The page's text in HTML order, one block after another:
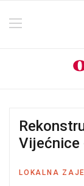
Vijećnice
LOKALNA